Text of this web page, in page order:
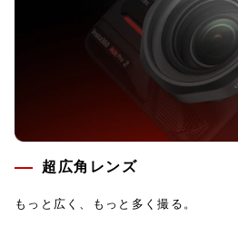
超広角レンズ
もっと広く、もっと多く撮る。